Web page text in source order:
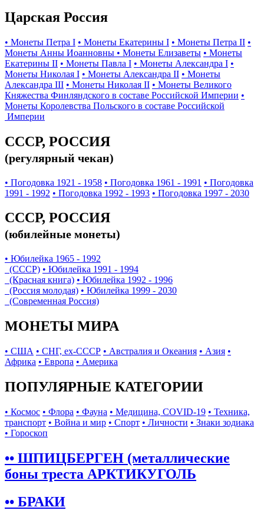
Царская Россия
• Монеты Петра I • Монеты Екатерины I • Монеты Петра II •
Монеты Анны Иоанновны • Монеты Елизаветы • Монеты
Екатерины II • Монеты Павла I • Монеты Александра I •
Монеты Николая I • Монеты Александра II • Монеты
Александра III • Монеты Николая II • Монеты Великого
Княжества Финляндского в составе Российской Империи •
Монеты Королевства Польского в составе Российской
Империи
СССР, РОССИЯ
(регулярный чекан)
• Погодовка 1921 - 1958 • Погодовка 1961 - 1991 • Погодовка
1991 - 1992 • Погодовка 1992 - 1993 • Погодовка 1997 - 2030
СССР, РОССИЯ
(юбилейные монеты)
• Юбилейка 1965 - 1992
(СССР) • Юбилейка 1991 - 1994
(Красная книга) • Юбилейка 1992 - 1996
(Россия молодая) • Юбилейка 1999 - 2030
(Современная Россия)
МОНЕТЫ МИРА
• США • СНГ, ex-СССР • Австралия и Океания • Азия •
Африка • Европа • Америка
ПОПУЛЯРНЫЕ КАТЕГОРИИ
• Космос • Флора • Фауна • Медицина, COVID-19 • Техника,
транспорт • Война и мир • Спорт • Личности • Знаки зодиака
• Гороскоп
•• ШПИЦБЕРГЕН (металлические
боны треста АРКТИКУГОЛЬ
•• БРАКИ